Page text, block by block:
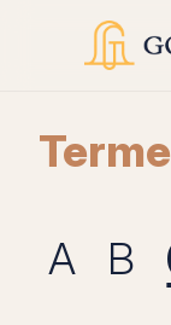
A B